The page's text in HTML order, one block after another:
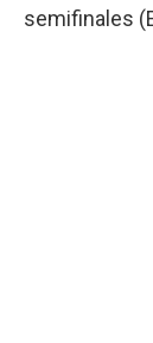
semifinales